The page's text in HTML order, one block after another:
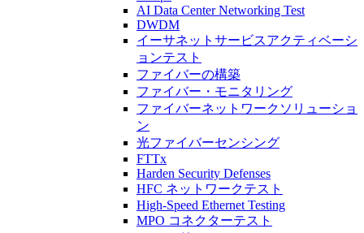
AI Data Center Networking Test
DWDM
イーサネットサービスアクティベーシ
ョンテスト
ファイバーの構築
ファイバー・モニタリング
ファイバーネットワークソリューショ
ン
光ファイバーセンシング
FTTx
Harden Security Defenses
HFC ネットワークテスト
High-Speed Ethernet Testing
MPO コネクターテスト